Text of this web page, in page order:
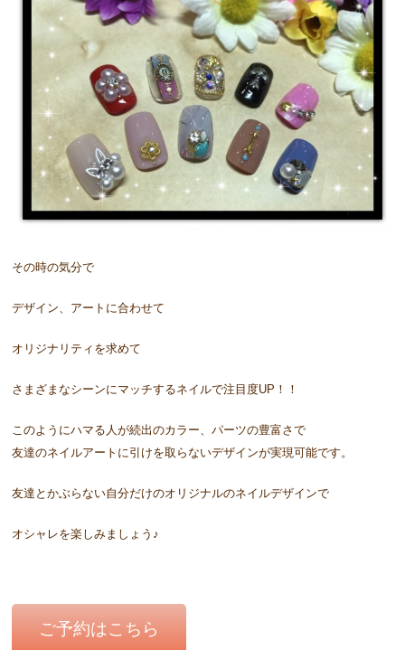
その時の気分で
デザイン、アートに合わせて
オリジナリティを求めて
さまざまなシーンにマッチするネイルで注目度UP！！
このようにハマる人が続出のカラー、パーツの豊富さで
友達のネイルアートに引けを取らないデザインが実現可能です。
友達とかぶらない自分だけのオリジナルのネイルデザインで
オシャレを楽しみましょう♪
ご予約はこちら